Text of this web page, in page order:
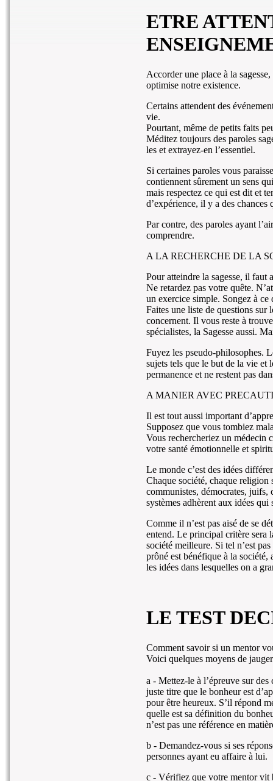
ETRE
Accorder une place à la
optimise notre existence.
Certains attendent des
vie.
Pourtant, même de petits faits
Méditez toujours des paroles
les et extrayez-en l’essentiel.
Si certaines paroles vous
contiennent sûrement un sens
mais respectez ce qui est dit et
d’expérience, il y a des chances
Par contre, des paroles ayant
comprendre.
A LA RECHERCHE DE LA
Pour atteindre la sagesse, il
Ne retardez pas votre quête.
un exercice simple. Songez à ce
Faites une liste de questions sur
concernent. Il vous reste à
spécialistes, la Sagesse aussi.
Fuyez les pseudo-philosophes.
sujets tels que le but de la vie et
permanence et ne restent pas
A MANIER AVEC
Il est tout aussi important
Supposez que vous tombiez
Vous rechercheriez un médecin
votre santé émotionnelle et
Le monde c’est des idées
Chaque société, chaque religion
communistes, démocrates, juifs,
systèmes adhèrent aux idées
Comme il n’est pas aisé de se
entend. Le principal critère sera
société meilleure. Si tel n’est
prôné est bénéfique à la société,
les idées dans lesquelles on a
LE TEST
Comment savoir si un mentor
Voici quelques moyens de
a - Mettez-le à l’épreuve sur
juste titre que le bonheur est
pour être heureux. S’il répond
quelle est sa définition du
n’est pas une référence en
b - Demandez-vous si ses
personnes ayant eu affaire à lui.
c - Vérifiez que votre mentor vit